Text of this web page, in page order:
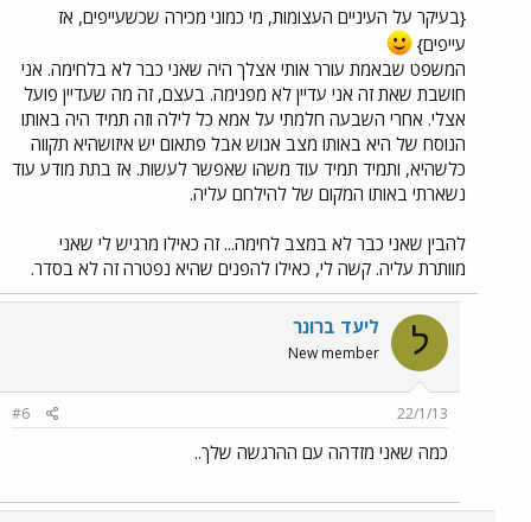
{בעיקר על העיניים העצומות, מי כמוני מכירה שכשעייפים, אז
עייפים}
המשפט שבאמת עורר אותי אצלך היה שאני כבר לא בלחימה. אני
חושבת שאת זה אני עדיין לא מפנימה. בעצם, זה מה שעדיין פועל
אצלי. אחרי השבעה חלמתי על אמא כל לילה וזה תמיד היה באותו
הנוסח של היא באותו מצב אנוש אבל פתאום יש איזושהיא תקווה
כלשהיא, ותמיד תמיד עוד משהו שאפשר לעשות. אז בתת מודע עוד
נשארתי באותו המקום של להילחם עליה.
להבין שאני כבר לא במצב לחימה... זה כאילו מרגיש לי שאני
מוותרת עליה. קשה לי, כאילו להפנים שהיא נפטרה זה לא בסדר.
ל ליעד ברונר
New member
22/1/13
#6
כמה שאני מזדהה עם ההרגשה שלך..